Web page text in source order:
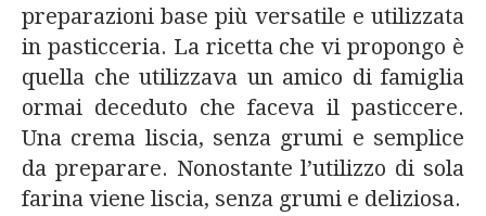
preparazioni base più versatile e utilizzata
in pasticceria. La ricetta che vi propongo è
quella che utilizzava un amico di famiglia
ormai deceduto che faceva il pasticcere.
Una crema liscia, senza grumi e semplice
da preparare. Nonostante l’utilizzo di sola
farina viene liscia, senza grumi e deliziosa.